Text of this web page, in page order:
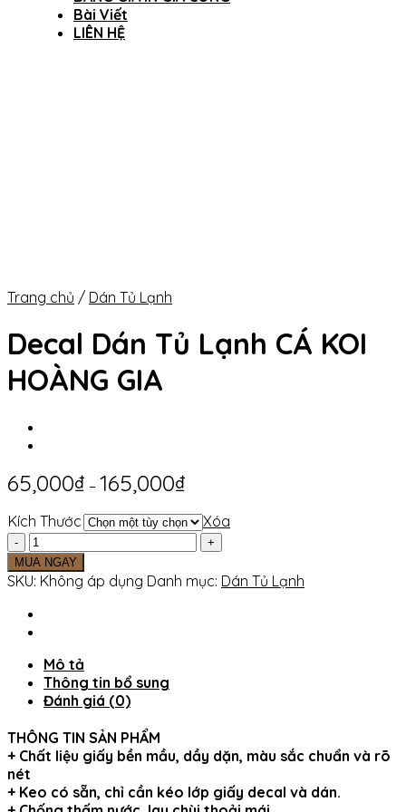
Bài Viết
LIÊN HỆ
Trang chủ / Dán Tủ Lạnh
Decal Dán Tủ Lạnh CÁ KOI
HOÀNG GIA
65,000₫ – 165,000₫
Kích Thước
Xóa
Decal
Dán
Tủ
CÁ
KOI
GIA
số
lượng
MUA NGAY
SKU: Không áp dụng Danh mục: Dán Tủ Lạnh
Mô tả
Thông tin bổ sung
Đánh giá (0)
THÔNG TIN SẢN PHẨM
+ Chất liệu giấy bền mầu, dầy dặn, màu sắc chuẩn và rõ
nét
+ Keo có sẵn, chỉ cần kéo lớp giấy decal và dán.